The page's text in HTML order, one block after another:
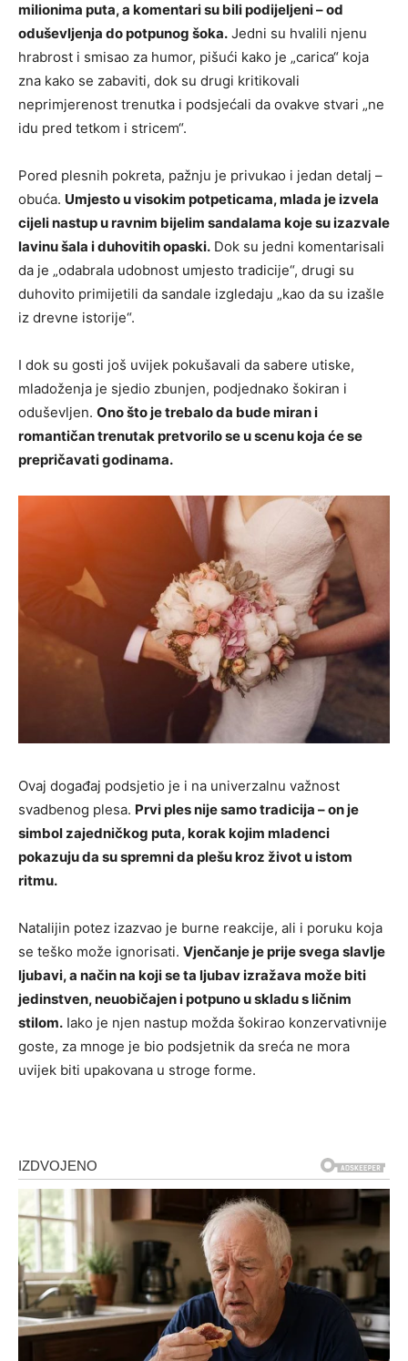
milionima puta, a komentari su bili podijeljeni – od
oduševljenja do potpunog šoka. Jedni su hvalili njenu
hrabrost i smisao za humor, pišući kako je „carica“ koja
zna kako se zabaviti, dok su drugi kritikovali
neprimjerenost trenutka i podsjećali da ovakve stvari „ne
idu pred tetkom i stricem“.
Pored plesnih pokreta, pažnju je privukao i jedan detalj –
obuća. Umjesto u visokim potpeticama, mlada je izvela
cijeli nastup u ravnim bijelim sandalama koje su izazvale
lavinu šala i duhovitih opaski. Dok su jedni komentarisali
da je „odabrala udobnost umjesto tradicije“, drugi su
duhovito primijetili da sandale izgledaju „kao da su izašle
iz drevne istorije“.
I dok su gosti još uvijek pokušavali da sabere utiske,
mladoženja je sjedio zbunjen, podjednako šokiran i
oduševljen. Ono što je trebalo da bude miran i
romantičan trenutak pretvorilo se u scenu koja će se
prepričavati godinama.
Ovaj događaj podsjetio je i na univerzalnu važnost
svadbenog plesa. Prvi ples nije samo tradicija – on je
simbol zajedničkog puta, korak kojim mladenci
pokazuju da su spremni da plešu kroz život u istom
ritmu.
Natalijin potez izazvao je burne reakcije, ali i poruku koja
se teško može ignorisati. Vjenčanje je prije svega slavlje
ljubavi, a način na koji se ta ljubav izražava može biti
jedinstven, neuobičajen i potpuno u skladu s ličnim
stilom. Iako je njen nastup možda šokirao konzervativnije
goste, za mnoge je bio podsjetnik da sreća ne mora
uvijek biti upakovana u stroge forme.